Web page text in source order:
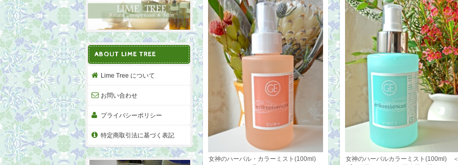
女神のハーバル・カラーミスト(100ml)
女神のハーバルカラーミスト(100ml)
ABOUT LIME TREE
Lime Tree について
お問い合わせ
プライバシーポリシー
特定商取引法に基づく表記